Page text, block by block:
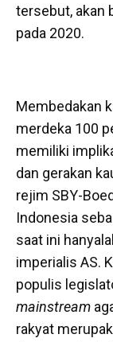
tersebut, akan
pada 2020.
Membedakan
merdeka 100
memiliki
dan gerakan
rejim SBY-
Indonesia
saat ini
imperialis AS.
populis
mainstream
rakyat